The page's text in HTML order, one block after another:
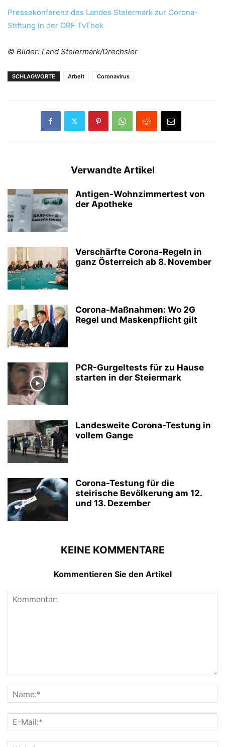
Pressekonferenz des Landes Steiermark zur Corona-
Stiftung in der ORF TvThek
© Bilder: Land Steiermark/Drechsler
SCHLAGWORTE Arbeit Coronavirus
Verwandte Artikel
Antigen-Wohnzimmertest von
der Apotheke
Verschärfte Corona-Regeln in
ganz Österreich ab 8. November
Corona-Maßnahmen: Wo 2G
Regel und Maskenpflicht gilt
PCR-Gurgeltests für zu Hause
starten in der Steiermark
Landesweite Corona-Testung in
vollem Gange
Corona-Testung für die
steirische Bevölkerung am 12.
und 13. Dezember
KEINE KOMMENTARE
Kommentieren Sie den Artikel